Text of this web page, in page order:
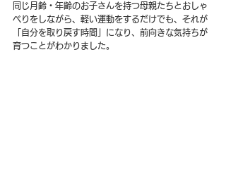
同じ月齢・年齢のお子さんを持つ母親たちとおしゃ
べりをしながら、軽い運動をするだけでも、それが
「自分を取り戻す時間」になり、前向きな気持ちが
育つことがわかりました。